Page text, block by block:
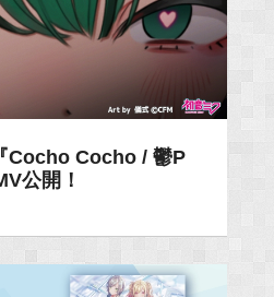
Cocho Cocho / 鬱P
公開！